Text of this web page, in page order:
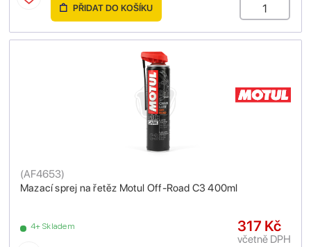
PŘIDAT DO KOŠÍKU
Mazací sprej na řetěz Motul Off-Road C3 400ml
(AF4653)
4+ Skladem 317 Kč
včetně DPH